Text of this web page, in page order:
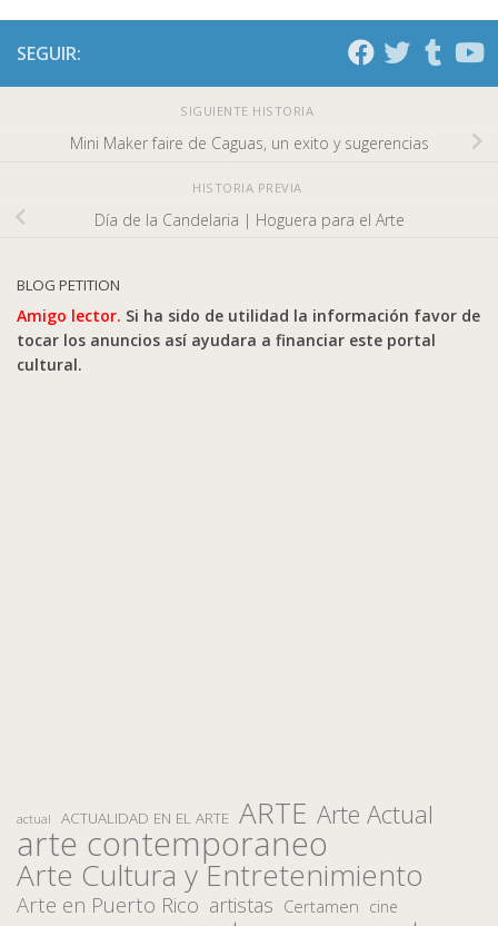
SEGUIR:
SIGUIENTE HISTORIA
Mini Maker faire de Caguas, un exito y sugerencias
HISTORIA PREVIA
Día de la Candelaria | Hoguera para el Arte
BLOG PETITION
Amigo lector. Si ha sido de utilidad la información favor de
tocar los anuncios así ayudara a financiar este portal
cultural.
actual ACTUALIDAD EN EL ARTE ARTE Arte Actual
arte contemporaneo
Arte Cultura y Entretenimiento
Arte en Puerto Rico artistas Certamen cine